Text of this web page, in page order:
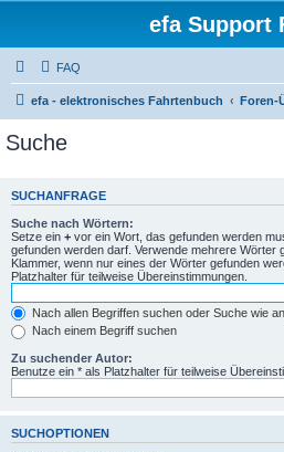
efa Support
FAQ
efa - elektronisches Fahrtenbuch Foren-
Suche
SUCHANFRAGE
Suche nach Wörtern:
Setze ein + vor ein Wort, das gefunden werden
gefunden werden darf. Verwende mehrere Wörter
Klammer, wenn nur eines der Wörter gefunden
Platzhalter für teilweise Übereinstimmungen.
Nach allen Begriffen suchen oder Suche wie
Nach einem Begriff suchen
Zu suchender Autor:
Benutze ein * als Platzhalter für teilweise
SUCHOPTIONEN